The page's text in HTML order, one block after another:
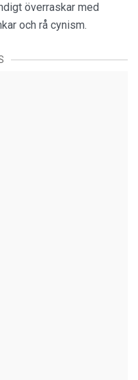
överraskar med
och rå cynism.